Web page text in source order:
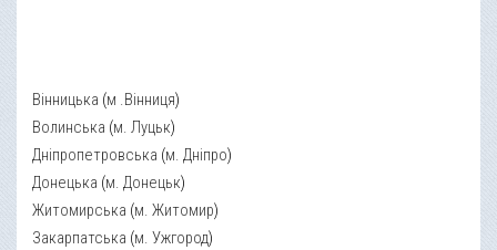
Вінницька (м .Вінниця)
Волинська (м. Луцьк)
Дніпропетровська (м. Дніпро)
Донецька (м. Донецьк)
Житомирська (м. Житомир)
Закарпатська (м. Ужгород)